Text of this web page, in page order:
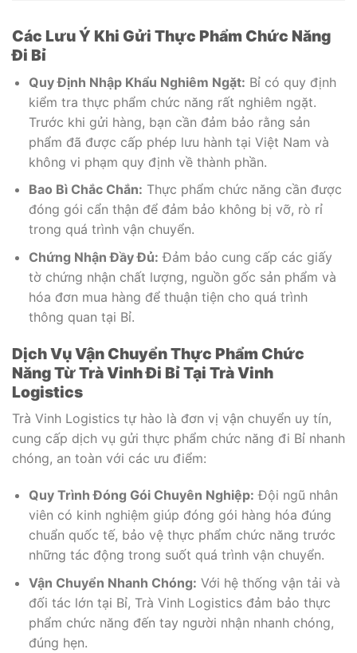
Các Lưu Ý Khi Gửi Thực Phẩm Chức Năng
Đi Bỉ
Quy Định Nhập Khẩu Nghiêm Ngặt: Bỉ có quy định
kiểm tra thực phẩm chức năng rất nghiêm ngặt.
Trước khi gửi hàng, bạn cần đảm bảo rằng sản
phẩm đã được cấp phép lưu hành tại Việt Nam và
không vi phạm quy định về thành phần.
Bao Bì Chắc Chắn: Thực phẩm chức năng cần được
đóng gói cẩn thận để đảm bảo không bị vỡ, rò rỉ
trong quá trình vận chuyển.
Chứng Nhận Đầy Đủ: Đảm bảo cung cấp các giấy
tờ chứng nhận chất lượng, nguồn gốc sản phẩm và
hóa đơn mua hàng để thuận tiện cho quá trình
thông quan tại Bỉ.
Dịch Vụ Vận Chuyển Thực Phẩm Chức
Năng Từ Trà Vinh Đi Bỉ Tại Trà Vinh
Logistics
Trà Vinh Logistics tự hào là đơn vị vận chuyển uy tín,
cung cấp dịch vụ gửi thực phẩm chức năng đi Bỉ nhanh
chóng, an toàn với các ưu điểm:
Quy Trình Đóng Gói Chuyên Nghiệp: Đội ngũ nhân
viên có kinh nghiệm giúp đóng gói hàng hóa đúng
chuẩn quốc tế, bảo vệ thực phẩm chức năng trước
những tác động trong suốt quá trình vận chuyển.
Vận Chuyển Nhanh Chóng: Với hệ thống vận tải và
đối tác lớn tại Bỉ, Trà Vinh Logistics đảm bảo thực
phẩm chức năng đến tay người nhận nhanh chóng,
đúng hẹn.